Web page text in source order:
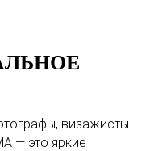
визажисты
— это яркие